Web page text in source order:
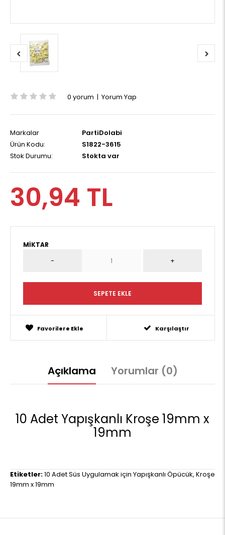
0 yorum | Yorum Yap
Markalar
PartiDolabi
Ürün Kodu:
S1822-3615
Stok Durumu:
Stokta var
30,94 TL
MIKTAR
Favorilere Ekle Karşılaştır
Açıklama Yorumlar (0)
10 Adet Yapışkanlı Kroşe 19mm x
19mm
Etiketler:10 Adet Süs Uygulamak için Yapışkanlı Öpücük, Kroşe
19mm x 19mm